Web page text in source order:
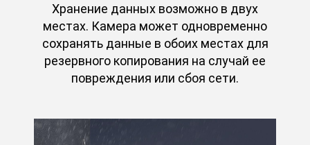
Хранение данных возможно в двух
местах. Камера может одновременно
сохранять данные в обоих местах для
резервного копирования на случай ее
повреждения или сбоя сети.